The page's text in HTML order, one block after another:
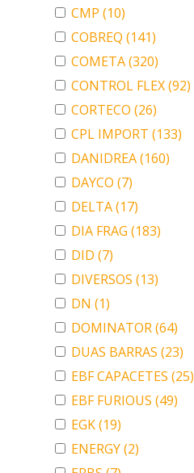
CMP (10)
COBREQ (141)
COMETA(320)
CONTROL FLEX(92)
CORTECO (26)
CPL IMPORT (133)
DANIDREA(160)
DAYCO (7)
DELTA(17)
DIA FRAG (183)
DID (7)
DIVERSOS (13)
DN (1)
DOMINATOR(64)
DUAS BARRAS (23)
EBF CAPACETES (25)
EBF FURIOUS (49)
EGK(19)
ENERGY(2)